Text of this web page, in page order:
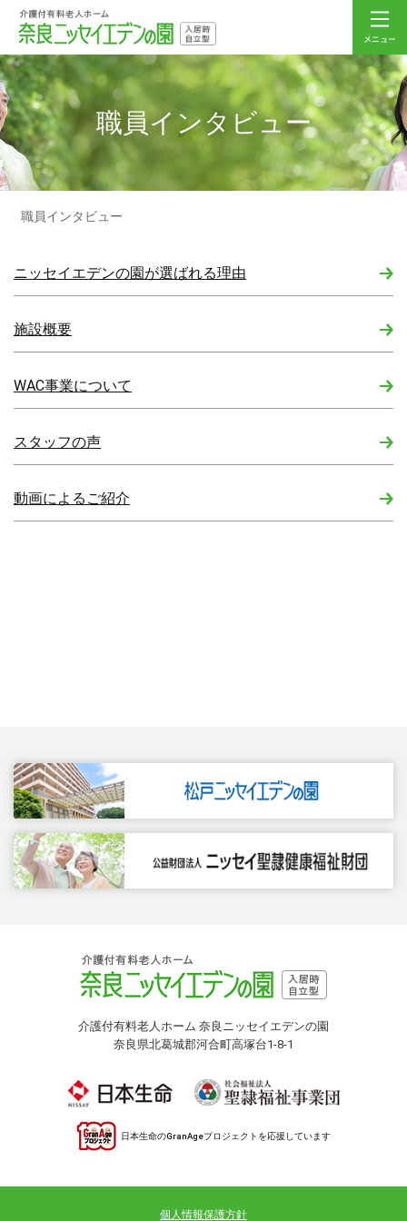
職員インタビュー
職員インタビュー
ニッセイエデンの園が選ばれる理由
施設概要
WAC事業について
スタッフの声
動画によるご紹介
介護付有料老人ホーム 奈良ニッセイエデンの園
奈良県北葛城郡河合町高塚台1-8-1
日本生命のGranAgeプロジェクトを応援しています
個人情報保護方針